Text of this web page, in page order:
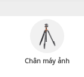
Chân máy ảnh